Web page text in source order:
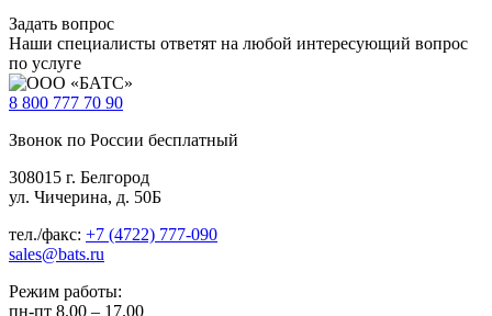
Задать вопрос
Наши специалисты ответят на любой интересующий вопрос
по услуге
8 800 777 70 90
Звонок по России бесплатный
308015 г. Белгород
ул. Чичерина, д. 50Б
тел./факс: +7 (4722) 777-090
sales@bats.ru
Режим работы:
пн-пт 8.00 – 17.00